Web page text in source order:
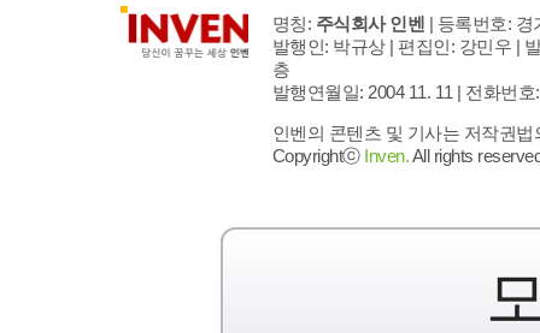
명칭: 주식회사 인벤 | 등록번호: 경
발행인: 박규상 | 편집인: 강민우 |
층
발행연월일: 2004 11. 11 | 전화번호
인벤의 콘텐츠 및 기사는 저작권
Copyrightⓒ Inven.All rights